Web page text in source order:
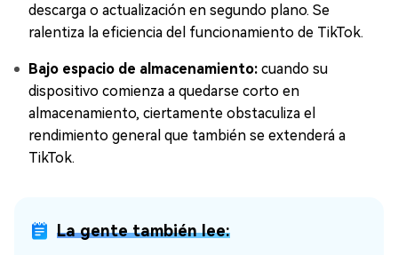
descarga o actualización en segundo plano. Se
ralentiza la eficiencia del funcionamiento de TikTok.
Bajo espacio de almacenamiento: cuando su
dispositivo comienza a quedarse corto en
almacenamiento, ciertamente obstaculiza el
rendimiento general que también se extenderá a
TikTok.
La gente también lee: